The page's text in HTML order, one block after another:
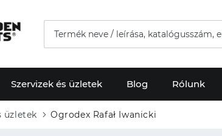
Szervizek és üzletek Blog Rólunk
üzletek Ogrodex Rafał Iwanicki